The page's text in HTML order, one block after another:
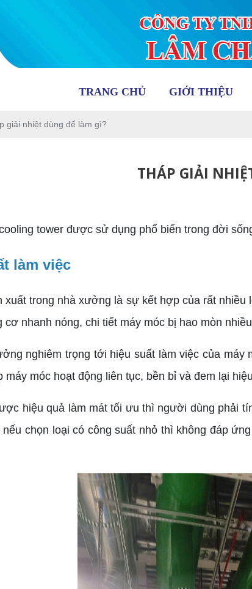
TRANG CHỦ GIỚI THIỆU
giải nhiệt dùng để làm gì?
THÁP GIẢI
tower được sử dụng phổ biến trong đời
làm việc
trong nhà xưởng là sự kết hợp của rất nhiều
cơ nhanh nóng, chi tiết máy móc bị hao mòn
nghiêm trọng tới hiệu suất làm việc của máy
máy móc hoạt động liên tục, bền bỉ và đem lại
hiệu quả làm mát tối ưu thì người dùng phải
chọn loại có công suất nhỏ thì không đáp